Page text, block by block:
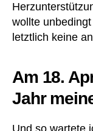
wollte
letztlich keine
Am 18.
Jahr
Und so wartete